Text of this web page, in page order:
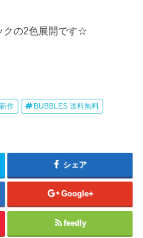
クの2色展開です☆
作 BUBBLES 送料無料
シェア
Google+
feedly